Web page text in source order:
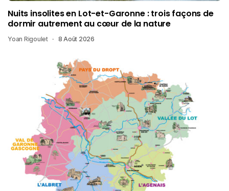
Nuits insolites en Lot-et-Garonne : trois façons de
dormir autrement au cœur de la nature
Yoan Rigoulet 8 Août 2026